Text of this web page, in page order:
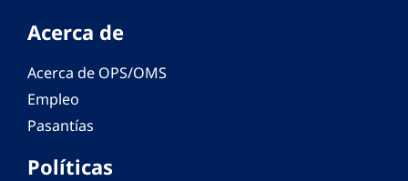
Acerca de
Acerca de OPS/OMS
Empleo
Pasantías
Políticas